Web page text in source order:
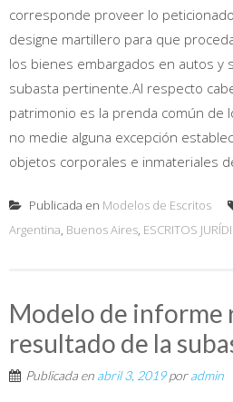
corresponde proveer lo
designe martillero para que
los bienes embargados en autos y
subasta pertinente.Al respecto
patrimonio es la prenda común de
no medie alguna excepción
objetos corporales e inmateriales
Publicada en Modelos de Escritos
Argentina, Buenos Aires, ESCRITOS
Modelo de informe
resultado de la
Publicada en abril 3, 2019poradmin